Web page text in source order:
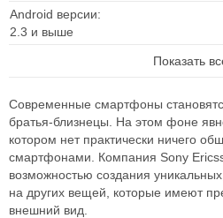
Android версии:
2.3 и выше
Показать
Современные смартфоны
братья-близнецы. На этом фоне
котором нет практически ничего
смартфонами. Компания Sony
возможностью создания
на других вещей, которые имеют
внешний вид.